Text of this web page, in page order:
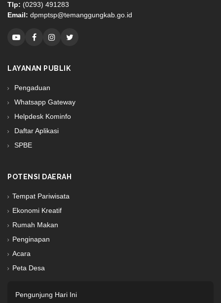
Tlp: (0293) 491283
Email: dpmptsp@temanggungkab.go.id
LAYANAN PUBLIK
Pengaduan
Whatsapp Gateway
Helpdesk Kominfo
Daftar Aplikasi
SPBE
POTENSI DAERAH
Tempat Pariwisata
Ekonomi Kreatif
Rumah Makan
Penginapan
Acara
Peta Desa
Pengunjung Hari Ini